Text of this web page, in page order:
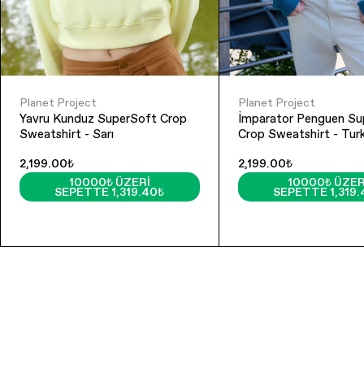
Planet Project
Yavru Kunduz SuperSoft Crop
Sweatshirt - Sarı
2,199.00₺
10000₺ ÜZERI
SEPETTE 1,319.40₺
Planet Project
İmparator Penguen
Crop Sweatshirt -
2,199.00₺
10000₺
SEPETTE